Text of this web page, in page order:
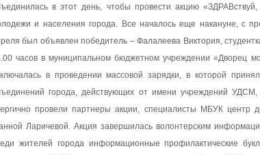
в этот день, чтобы провести акцию
и населения города. Все началось еще накануне, с
был объявлен победитель – Фалалеева Виктория,
часов в муниципальном бюджетном учреждении «Дворец
в проведении массовой зарядки, в которой
города, действующих от имени учреждений
провели партнеры акции, специалисты МБУК центр
Ларичевой. Акция завершилась волонтерским
жителей города информационные профилактические